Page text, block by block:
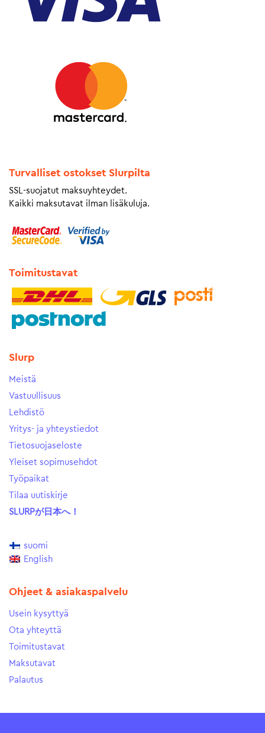
Turvalliset ostokset Slurpilta
SSL-suojatut maksuyhteydet.
Kaikki maksutavat ilman lisäkuluja.
Toimitustavat
Slurp
Meistä
Vastuullisuus
Lehdistö
Yritys- ja yhteystiedot
Tietosuojaseloste
Yleiset sopimusehdot
Työpaikat
Tilaa uutiskirje
SLURPが日本へ！
suomi
English
Ohjeet & asiakaspalvelu
Usein kysyttyä
Ota yhteyttä
Toimitustavat
Maksutavat
Palautus